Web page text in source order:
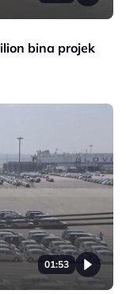
bina projek
01:53